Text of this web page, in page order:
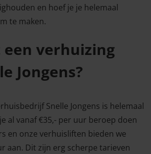
en hoef je je helemaal
te maken.
verhuizing
Jongens?
Snelle Jongens is helemaal
al vanaf €35,- per uur beroep doen
en onze verhuisliften bieden we
aan. Dit zijn erg scherpe tarieven